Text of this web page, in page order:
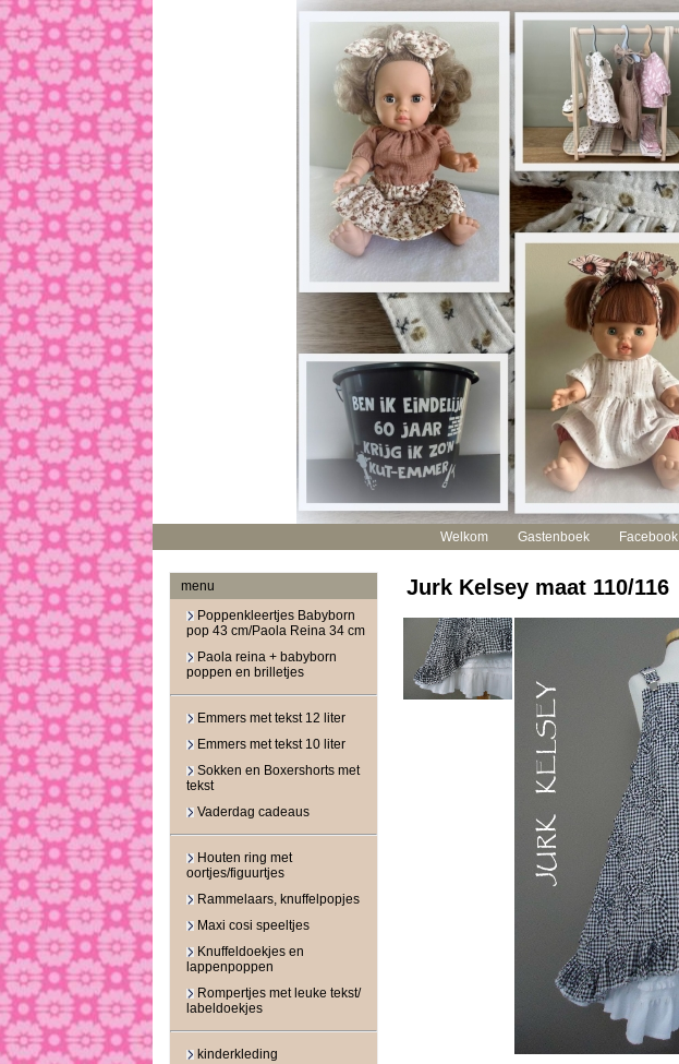
Welkom Gastenboek Facebook
menu
Poppenkleertjes Babyborn
pop 43 cm/Paola Reina 34 cm
Paola reina + babyborn
poppen en brilletjes
Emmers met tekst 12 liter
Emmers met tekst 10 liter
Sokken en Boxershorts met
tekst
Vaderdag cadeaus
Houten ring met
oortjes/figuurtjes
Rammelaars, knuffelpopjes
Maxi cosi speeltjes
Knuffeldoekjes en
lappenpoppen
Rompertjes met leuke tekst/
labeldoekjes
kinderkleding
Jurk Kelsey maat 110/116